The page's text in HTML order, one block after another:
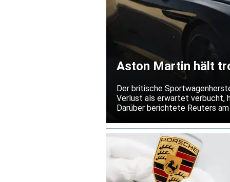
Aston Martin hält
Jahresprognose fest
Der britische
Verlust als erwartet verbucht,
Darüber berichtete Reuters
Zugleich bremsen US-Zölle